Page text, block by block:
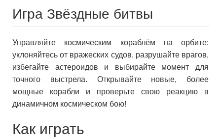
Игра Звёздные битвы
Управляйте космическим кораблём на орбите:
уклоняйтесь от вражеских судов, разрушайте врагов,
избегайте астероидов и выбирайте момент для
точного выстрела. Открывайте новые, более
мощные корабли и проверьте свою реакцию в
динамичном космическом бою!
Как играть